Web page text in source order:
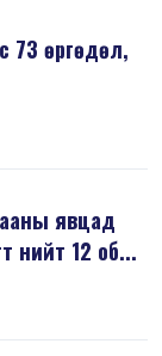
73 өргөдөл,
явцад
хэрэг бүртгэлтийн 2 хэрэгт нийт 12 об...